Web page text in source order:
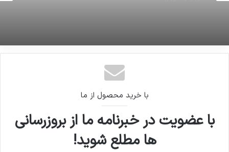
وضعیت هوای اهواز – هم اکنون
با خرید محصول از ما
با عضویت در خبرنامه ما از بروزرسانی
ها مطلع شوید!